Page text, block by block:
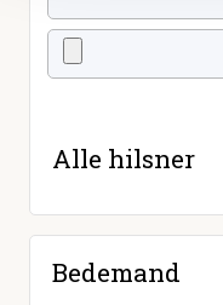
Alle hilsner
Bedemand